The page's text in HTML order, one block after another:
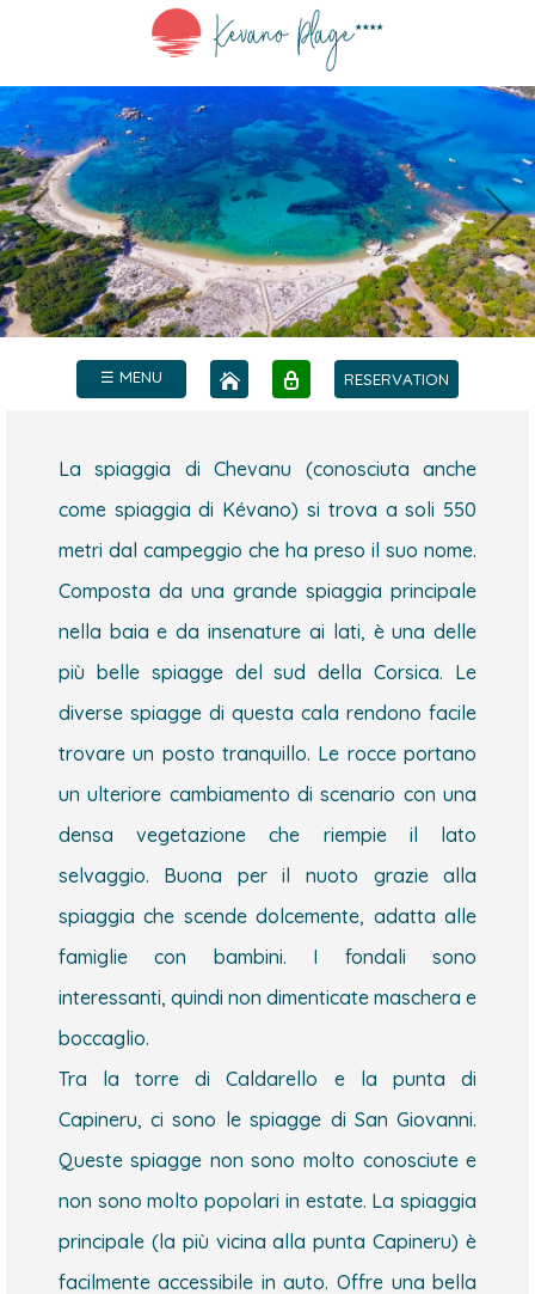
☰ MENU RESERVATION
La spiaggia di Chevanu (conosciuta anche
come spiaggia di Kévano) si trova a soli 550
metri dal campeggio che ha preso il suo nome.
Composta da una grande spiaggia principale
nella baia e da insenature ai lati, è una delle
più belle spiagge del sud della Corsica. Le
diverse spiagge di questa cala rendono facile
trovare un posto tranquillo. Le rocce portano
un ulteriore cambiamento di scenario con una
densa vegetazione che riempie il lato
selvaggio. Buona per il nuoto grazie alla
spiaggia che scende dolcemente, adatta alle
famiglie con bambini. I fondali sono
interessanti, quindi non dimenticate maschera e
boccaglio.
Tra la torre di Caldarello e la punta di
Capineru, ci sono le spiagge di San Giovanni.
Queste spiagge non sono molto conosciute e
non sono molto popolari in estate. La spiaggia
principale (la più vicina alla punta Capineru) è
facilmente accessibile in auto. Offre una bella